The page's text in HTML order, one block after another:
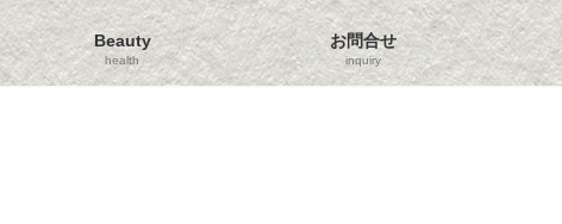
Beauty
health
お問合せ
inquiry